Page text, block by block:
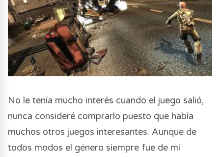
No le tenía mucho interés cuando el juego salió,
nunca consideré comprarlo puesto que había
muchos otros juegos interesantes. Aunque de
todos modos el género siempre fue de mi